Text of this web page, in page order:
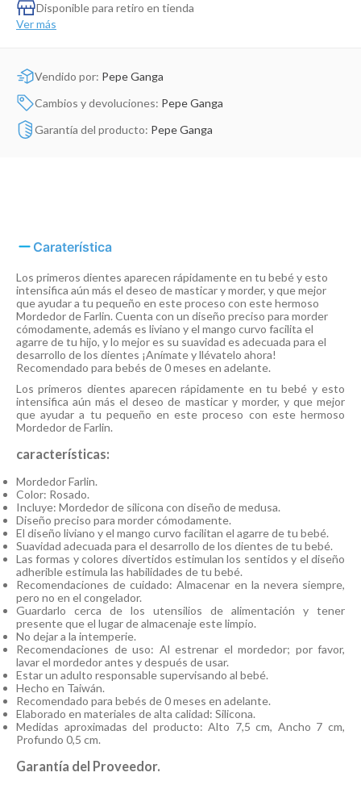
Disponible para retiro en tienda
Ver más
Vendido por: Pepe Ganga
Cambios y devoluciones: Pepe Ganga
Garantía del producto: Pepe Ganga
Caraterística
Los primeros dientes aparecen rápidamente en tu bebé y esto
intensifica aún más el deseo de masticar y morder, y que mejor
que ayudar a tu pequeño en este proceso con este hermoso
Mordedor de Farlin. Cuenta con un diseño preciso para morder
cómodamente, además es liviano y el mango curvo facilita el
agarre de tu hijo, y lo mejor es su suavidad es adecuada para el
desarrollo de los dientes ¡Anímate y llévatelo ahora!
Recomendado para bebés de 0 meses en adelante.
Los primeros dientes aparecen rápidamente en tu bebé y esto
intensifica aún más el deseo de masticar y morder, y que mejor
que ayudar a tu pequeño en este proceso con este hermoso
Mordedor de Farlin.
características:
Mordedor Farlin.
Color: Rosado.
Incluye: Mordedor de silicona con diseño de medusa.
Diseño preciso para morder cómodamente.
El diseño liviano y el mango curvo facilitan el agarre de tu bebé.
Suavidad adecuada para el desarrollo de los dientes de tu bebé.
Las formas y colores divertidos estimulan los sentidos y el diseño
adherible estimula las habilidades de tu bebé.
Recomendaciones de cuidado: Almacenar en la nevera siempre,
pero no en el congelador.
Guardarlo cerca de los utensilios de alimentación y tener
presente que el lugar de almacenaje este limpio.
No dejar a la intemperie.
Recomendaciones de uso: Al estrenar el mordedor; por favor,
lavar el mordedor antes y después de usar.
Estar un adulto responsable supervisando al bebé.
Hecho en Taiwán.
Recomendado para bebés de 0 meses en adelante.
Elaborado en materiales de alta calidad: Silicona.
Medidas aproximadas del producto: Alto 7,5 cm, Ancho 7 cm,
Profundo 0,5 cm.
Garantía del Proveedor.
Dinosaurio Juguete